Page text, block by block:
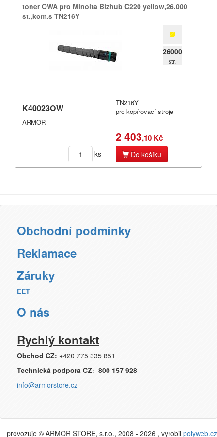
toner OWA pro Minolta Bizhub C220 yellow,​26.​000
st.​,​kom.​s TN216Y
26000
str.
K40023OW
ARMOR
TN216Y
pro kopírovací stroje
2 403,10 Kč
ks Do košíku
Obchodní podmínky
Reklamace
Záruky
EET
O nás
Rychlý kontakt
Obchod CZ: +420 775 335 851
Technická podpora CZ: 800 157 928
info@armorstore.cz
provozuje © ARMOR STORE, s.r.o., 2008 - 2026 , vyrobil polyweb.cz